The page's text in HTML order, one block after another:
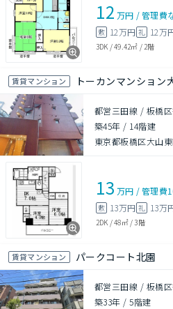
12 万円 /管理費
敷 12万円 礼 12万
3DK /49.42㎡ / 2階
賃貸マンション トーカンマンション
都営三田線 / 板橋
築45年 / 14階建
東京都板橋区大山
13 万円 /管理費
敷 13万円 礼 13万
2DK /48㎡/3階
賃貸マンション パークコート北園
都営三田線 / 板橋
築33年 /5階建